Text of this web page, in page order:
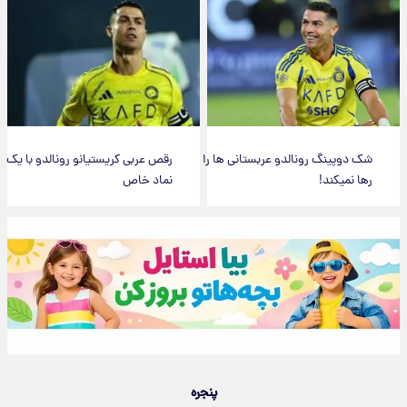
شک دوپینگ رونالدو عربستانی ها را
رها نمیکند!
رقص عربی کریستیانو رونالدو با یک
نماد خاص
پنجره